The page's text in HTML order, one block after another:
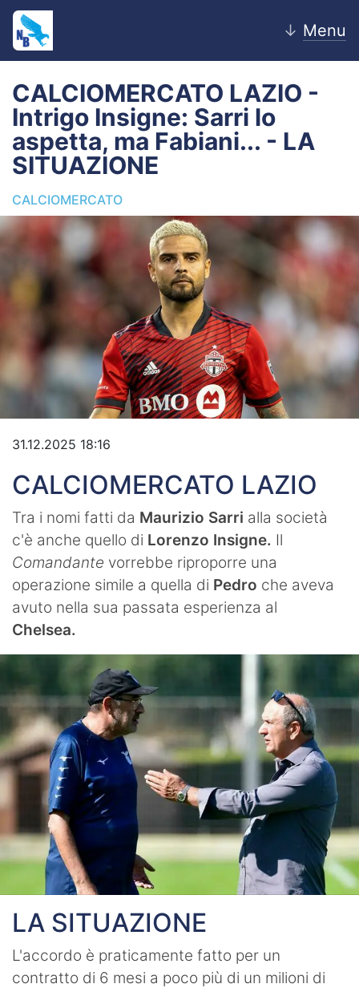
↓ Menu
Home
News
Editoriale
Pagelle
Settore Giovanile
Lazio Women
Calciomercato
Video
CALCIOMERCATO LAZIO -
Intrigo Insigne: Sarri lo
aspetta, ma Fabiani... - LA
SITUAZIONE
CALCIOMERCATO
31.12.2025 18:16
CALCIOMERCATO LAZIO
Tra i nomi fatti da Maurizio Sarri alla società
c'è anche quello di Lorenzo Insigne. Il
Comandante vorrebbe riproporre una
operazione simile a quella di Pedro che aveva
avuto nella sua passata esperienza al
Chelsea.
LA SITUAZIONE
L'accordo è praticamente fatto per un
contratto di 6 mesi a poco più di un milioni di